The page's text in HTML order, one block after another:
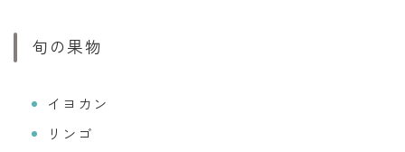
旬の果物
イヨカン
リンゴ